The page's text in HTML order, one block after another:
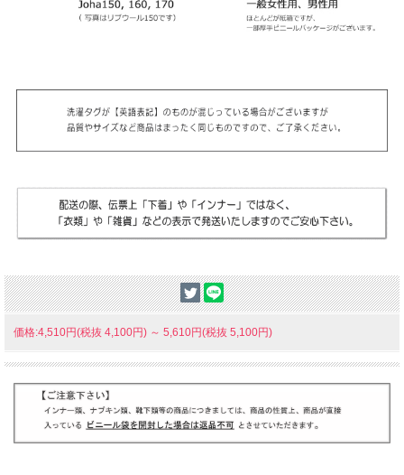
価格:4,510円(税抜 4,100円) ～ 5,610円(税抜 5,100円)